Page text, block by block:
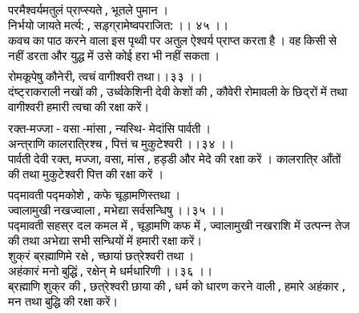
परमैश्वर्यमतुलं प्राप्स्यते , भूतले पुमान ।
निर्भयो जायते मर्त्य: , सड़्ग्रामेष्वपराजित: ।। ४५ ।।
कवच का पाठ करने वाला इस पृथ्वी पर अतुल ऐश्वर्य प्राप्त करता है । वह किसी से
नहीं डरता और युद्ध में उसे कोई हरा भी नहीं सकता ।
रोमकूपेषु कौनेरी, त्वचं वागीश्वरी तथा।।३३ ।।
दंष्ट्राकराली नखों की , उर्ध्वकेशिनी देवी केशों की , कौवेरी रोमावली के छिद्रों में तथा
वागीश्वरी हमारी त्वचा की रक्षा करें।
रक्त-मज्जा - वसा -मांसा , न्यस्थि- मेदांसि पार्वती ।
अन्त्राणि कालरात्रिश्च , पित्तं च मुकुटेश्वरी ।।३४ ।।
पार्वती देवी रक्त, मज्जा, वसा, मांस , हड्डी और मेदे की रक्षा करें । कालरात्रि आँतों
की तथा मुकुटेश्वरी पित्त की रक्षा करें ।
पद्मावती पद्मकोशे , कफे चूड़ामणिस्तथा ।
ज्वालामुखी नखज्वाला , मभेद्या सर्वसन्धिषु ।।३५ ।।
पद्मावती सहस्र दल कमल में , चूड़ामणि कफ में , ज्वालामुखी नखराशि में उत्पन्न तेज
की तथा अभेद्या सभी सन्धियों में हमारी रक्षा करें।
शुक्रं ब्रह्माणिमे रक्षे , च्छायां छत्रेश्वरी तथा ।
अहंकारं मनो बुद्धिं , रक्षेन् मे धर्मधारिणी ।।३६ ।।
ब्रह्माणि शुक्र की , छत्रेश्वरी छाया की , धर्म को धारण करने वाली , हमारे अहंकार ,
मन तथा बुद्धि की रक्षा करें।